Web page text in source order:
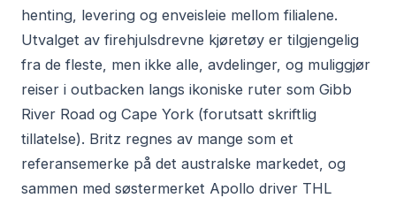
henting, levering og enveisleie mellom filialene.
Utvalget av firehjulsdrevne kjøretøy er tilgjengelig
fra de fleste, men ikke alle, avdelinger, og muliggjør
reiser i outbacken langs ikoniske ruter som Gibb
River Road og Cape York (forutsatt skriftlig
tillatelse). Britz regnes av mange som et
referansemerke på det australske markedet, og
sammen med søstermerket Apollo driver THL